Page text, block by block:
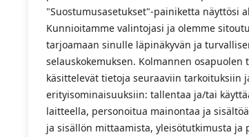
"Suostumusasetukset"-painiketta näyttösi
Kunnioitamme valintojasi ja olemme
tarjoamaan sinulle läpinäkyvän ja
selauskokemuksen. Kolmannen osapuolen
käsittelevät tietoja seuraaviin tarkoituksiin
erityisominaisuuksiin: tallentaa ja/tai
laitteella, personoitua mainontaa ja
ja sisällön mittaamista, yleisötutkimusta ja